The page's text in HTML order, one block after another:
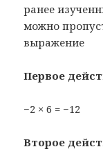
ранее
можно
выражение
Первое
−2 × 6 = −12
Второе